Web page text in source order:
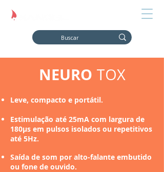
NEURO TOX
Leve, compacto e portátil.
Estimulação até 25mA com largura de
180μs em pulsos isolados ou repetitivos
até 5Hz.
Saída de som por alto-falante embutido
ou fone de ouvido.